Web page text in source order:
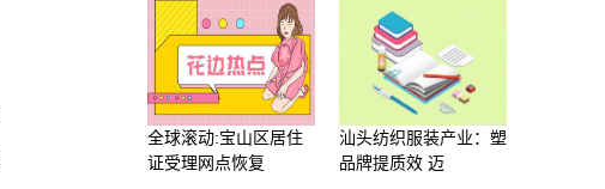
全球滚动:宝山区居住
证受理网点恢复
汕头纺织服装产业：塑
品牌提质效 迈